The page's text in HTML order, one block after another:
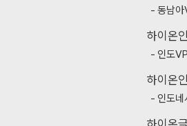
동남
하이온
인도
하이온
인도